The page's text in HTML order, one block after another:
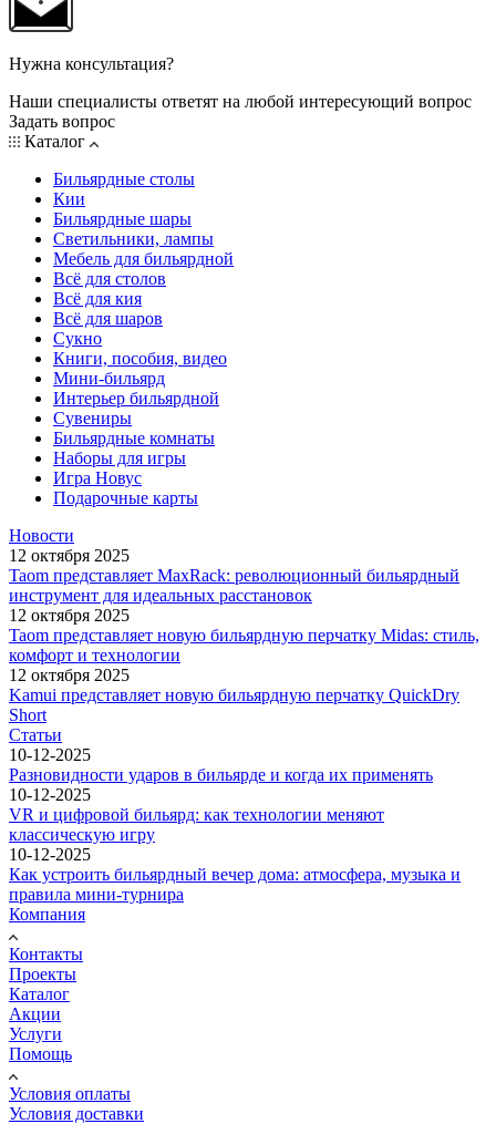
Нужна консультация?
Наши специалисты ответят на любой интересующий вопрос
Задать вопрос
Каталог
Бильярдные столы
Кии
Бильярдные шары
Светильники, лампы
Мебель для бильярдной
Всё для столов
Всё для кия
Всё для шаров
Сукно
Книги, пособия, видео
Мини-бильярд
Интерьер бильярдной
Сувениры
Бильярдные комнаты
Наборы для игры
Игра Новус
Подарочные карты
Новости
12 октября 2025
Taom представляет MaxRack: революционный бильярдный
инструмент для идеальных расстановок
12 октября 2025
Taom представляет новую бильярдную перчатку Midas: стиль,
комфорт и технологии
12 октября 2025
Kamui представляет новую бильярдную перчатку QuickDry
Short
Статьи
10-12-2025
Разновидности ударов в бильярде и когда их применять
10-12-2025
VR и цифровой бильярд: как технологии меняют
классическую игру
10-12-2025
Как устроить бильярдный вечер дома: атмосфера, музыка и
правила мини-турнира
Компания
Контакты
Проекты
Каталог
Акции
Услуги
Помощь
Условия оплаты
Условия доставки